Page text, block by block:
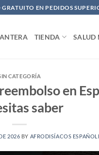
EN PEDIDOS
TIENDA SALUD
CATEGORÍA
en
saber
2026 BY AFRODISÍACOS